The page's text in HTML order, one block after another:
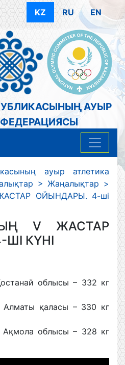
KZ RU EN
АУЫР
ауыр атлетика
>Жаңалықтар >
ОЙЫНДАРЫ. 4-ші
V ЖАСТАР
КҮНІ
облысы – 332 кг
Алматы қаласы – 330 кг
Ақмола облысы – 328 кг